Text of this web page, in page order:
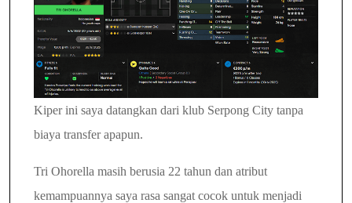
Kiper ini saya datangkan dari klub Serpong City tanpa
biaya transfer apapun.
Tri Ohorella masih berusia 22 tahun dan atribut
kemampuannya saya rasa sangat cocok untuk menjadi